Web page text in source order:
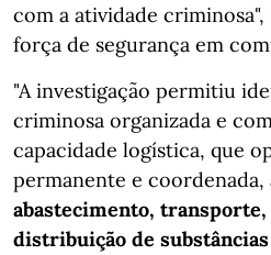
com a atividade
força de segurança em
"A investigação permitiu
criminosa organizada e
capacidade logística, que
permanente e coordenada,
abastecimento,
distribuição de